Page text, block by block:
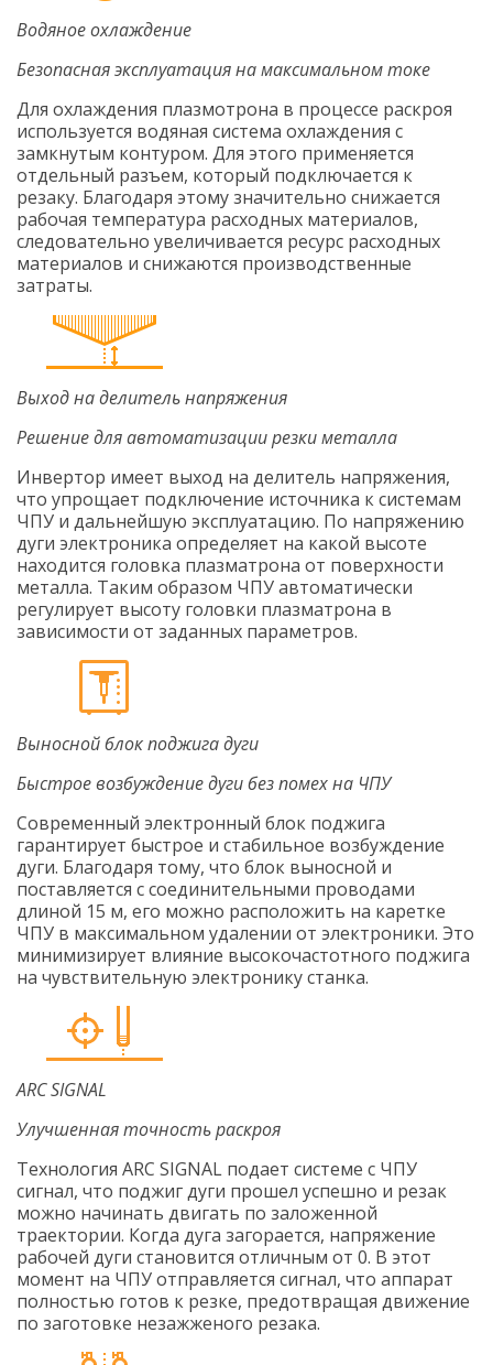
Водяное охлаждение
Безопасная эксплуатация на максимальном токе
Для охлаждения плазмотрона в процессе раскроя
используется водяная система охлаждения с
замкнутым контуром. Для этого применяется
отдельный разъем, который подключается к
резаку. Благодаря этому значительно снижается
рабочая температура расходных материалов,
следовательно увеличивается ресурс расходных
материалов и снижаются производственные
затраты.
Выход на делитель напряжения
Решение для автоматизации резки металла
Инвертор имеет выход на делитель напряжения,
что упрощает подключение источника к системам
ЧПУ и дальнейшую эксплуатацию. По напряжению
дуги электроника определяет на какой высоте
находится головка плазматрона от поверхности
металла. Таким образом ЧПУ автоматически
регулирует высоту головки плазматрона в
зависимости от заданных параметров.
Выносной блок поджига дуги
Быстрое возбуждение дуги без помех на ЧПУ
Современный электронный блок поджига
гарантирует быстрое и стабильное возбуждение
дуги. Благодаря тому, что блок выносной и
поставляется с соединительными проводами
длиной 15 м, его можно расположить на каретке
ЧПУ в максимальном удалении от электроники. Это
минимизирует влияние высокочастотного поджига
на чувствительную электронику станка.
ARC SIGNAL
Улучшенная точность раскроя
Технология ARC SIGNAL подает системе с ЧПУ
сигнал, что поджиг дуги прошел успешно и резак
можно начинать двигать по заложенной
траектории. Когда дуга загорается, напряжение
рабочей дуги становится отличным от 0. В этот
момент на ЧПУ отправляется сигнал, что аппарат
полностью готов к резке, предотвращая движение
по заготовке незажженого резака.